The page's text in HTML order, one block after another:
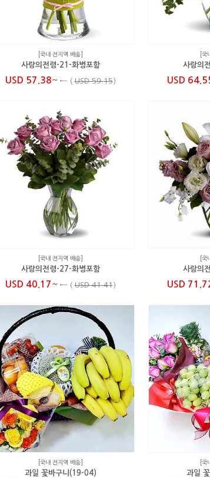
[국내 전지역 배송]
사랑의전령-21-화병포함
USD 57.38~ ← (USD 59.15)
[국
사랑의
USD
[국내 전지역 배송]
사랑의전령-27-화병포함
USD 40.17 ~ ← (USD 41.41)
[국
사랑의
USD
[국내 전지역 배송]
과일 꽃바구니(19-04)
[국
과일